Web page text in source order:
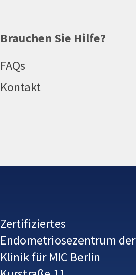
Brauchen Sie Hilfe?
FAQs
Kontakt
Zertifiziertes
Endometriosezentrum der
Klinik für MIC Berlin